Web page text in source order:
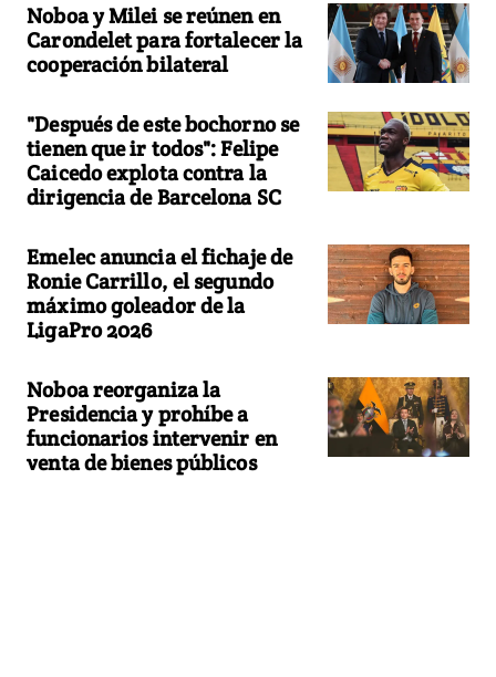
Noboa y Milei se reúnen en
Carondelet para fortalecer la
cooperación bilateral
"Después de este bochorno se
tienen que ir todos": Felipe
Caicedo explota contra la
dirigencia de Barcelona SC
Emelec anuncia el fichaje de
Ronie Carrillo, el segundo
máximo goleador de la
LigaPro 2026
Noboa reorganiza la
Presidencia y prohíbe a
funcionarios intervenir en
venta de bienes públicos